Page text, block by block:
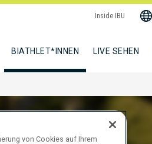
Inside IBU
BIATHLET*INNEN LIVE SEHEN
von Cookies auf Ihrem